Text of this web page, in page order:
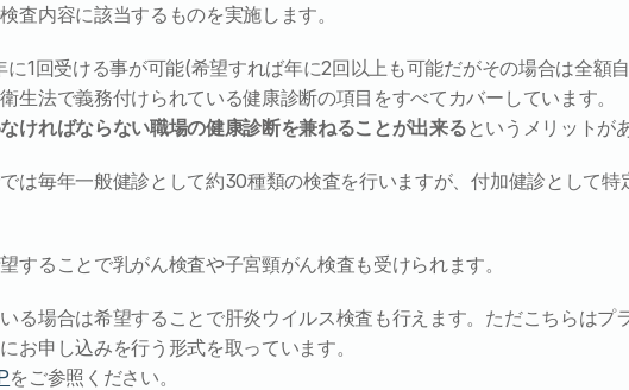
査内容に該当するものを実施します。
に1回受ける事が可能(希望すれば年に2回以上も可能だがその場合は全額
生法で義務付けられている健康診断の項目をすべてカバーしています。
ければならない職場の健康診断を兼ねることが出来るというメリットが
は毎年一般健診として約30種類の検査を行いますが、付加健診として特
することで乳がん検査や子宮頸がん検査も受けられます。
る場合は希望することで肝炎ウイルス検査も行えます。ただこちらはプ
お申し込みを行う形式を取っています。
をご参照ください。